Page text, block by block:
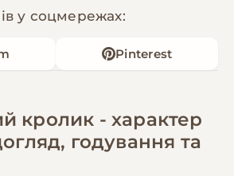
у соцмережах:
Pinterest
кролик - характер
годування та